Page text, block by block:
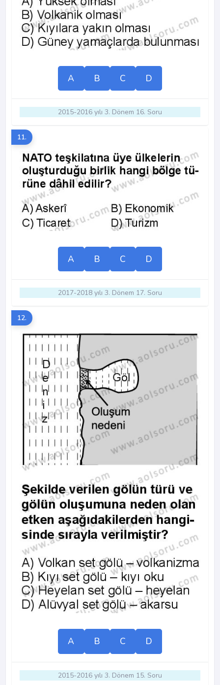
A B C D
2015-2016 yılı 3. Dönem 16. Soru
11.
A B C D
2017-2018 yılı 3. Dönem 17. Soru
12.
A B C D
2015-2016 yılı 3. Dönem 15. Soru